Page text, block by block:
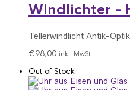
Windlichter -
Tellerwindlicht Antik-
€98,00 inkl. MwSt.
Out of Stock